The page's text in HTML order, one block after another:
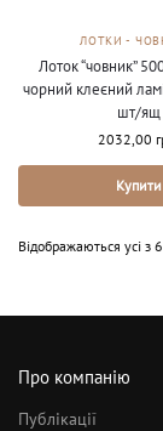
ЛОТКИ -
Лоток “човник”
чорний клеєний
шт/ящ
2032,00
Купити
Відображаються усі з
Про компанію
Публікації